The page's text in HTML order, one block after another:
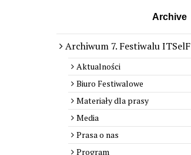
Archive
Archiwum 7. Festiwalu ITSelF
Aktualności
Biuro Festiwalowe
Materiały dla prasy
Media
Prasa o nas
Program